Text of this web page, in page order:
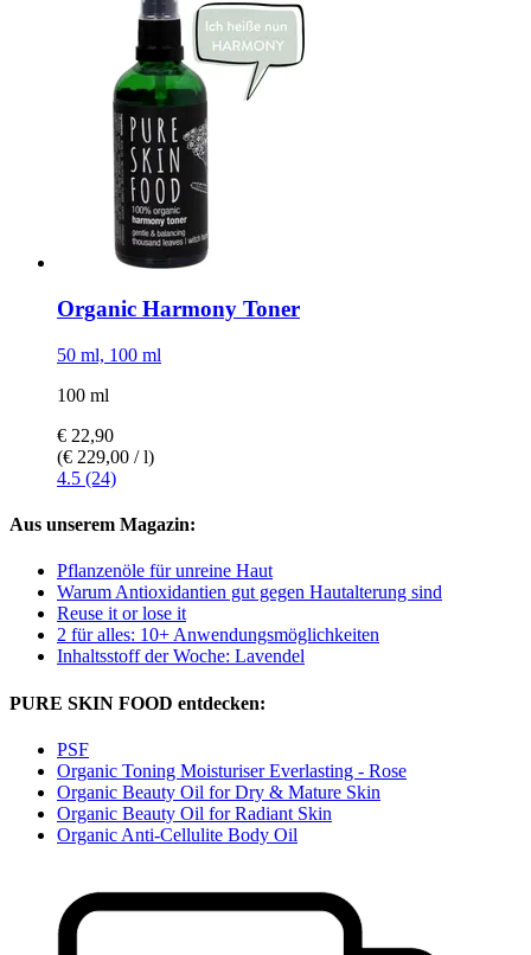
Organic Harmony Toner
50 ml, 100 ml
100 ml
€ 22,90
(€ 229,00 / l)
4.5 (24)
Aus unserem Magazin:
Pflanzenöle für unreine Haut
Warum Antioxidantien gut gegen Hautalterung sind
Reuse it or lose it
2 für alles: 10+ Anwendungs­möglichkeiten
Inhaltsstoff der Woche: Lavendel
PURE SKIN FOOD entdecken:
PSF
Organic Toning Moisturiser Everlasting - Rose
Organic Beauty Oil for Dry & Mature Skin
Organic Beauty Oil for Radiant Skin
Organic Anti-Cellulite Body Oil